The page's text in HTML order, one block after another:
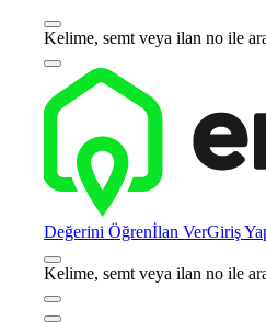
Kelime, semt veya ilan no ile
Değerini Öğrenİlan VerGiriş
Kelime, semt veya ilan no ile